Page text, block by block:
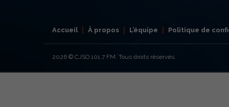
Accueil À propos L’équipe Politique de
2026 © CJSO 101,7 FM. Tous droits réservés.